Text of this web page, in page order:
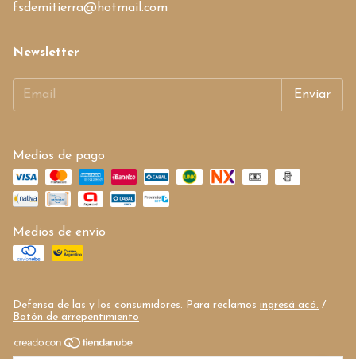
fsdemitierra@hotmail.com
Newsletter
Medios de pago
Medios de envío
Defensa de las y los consumidores. Para reclamos ingresá acá. /
Botón de arrepentimiento